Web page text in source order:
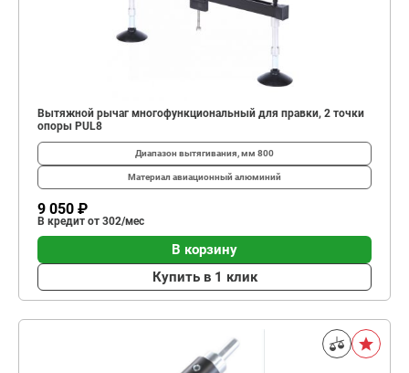
Вытяжной рычаг многофункциональный для правки, 2 точки
опоры PUL8
Диапазон вытягивания, мм 800
Материал авиационный алюминий
9 050 ₽
В кредит от 302/мес
В корзину
Купить в 1 клик